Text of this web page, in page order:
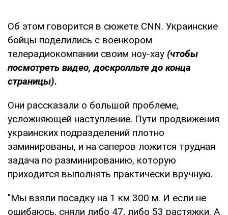
Об этом говорится в сюжете CNN. Украинские
бойцы поделились с военкором
телерадиокомпании своим ноу-хау (чтобы
посмотреть видео, доскролльте до конца
страницы).
Они рассказали о большой проблеме,
усложняющей наступление. Пути продвижения
украинских подразделений плотно
заминированы, и на саперов ложится трудная
задача по разминированию, которую
приходится выполнять практически вручную.
"Мы взяли посадку на 1 км 300 м. И если не
ошибаюсь, сняли либо 47, либо 53 растяжки. А